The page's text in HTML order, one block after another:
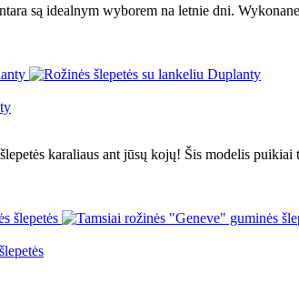
są idealnym wyborem na letnie dni.
karaliaus ant jūsų kojų! Šis modelis puikiai